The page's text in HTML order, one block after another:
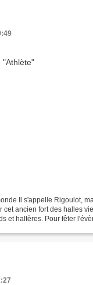
Il s'appelle Rigoulot,
cet ancien fort des halles
et haltères. Pour fêter